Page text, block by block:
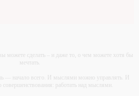
можете сделать – и даже то, о чем можете хотя бы
мечтать.
— начало всего. И мыслями можно управлять. И
совершенствования: работать над мыслями.